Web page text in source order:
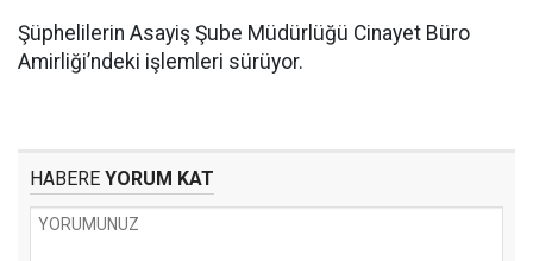
Şüphelilerin Asayiş Şube Müdürlüğü Cinayet Büro
Amirliği’ndeki işlemleri sürüyor.
HABERE YORUM KAT